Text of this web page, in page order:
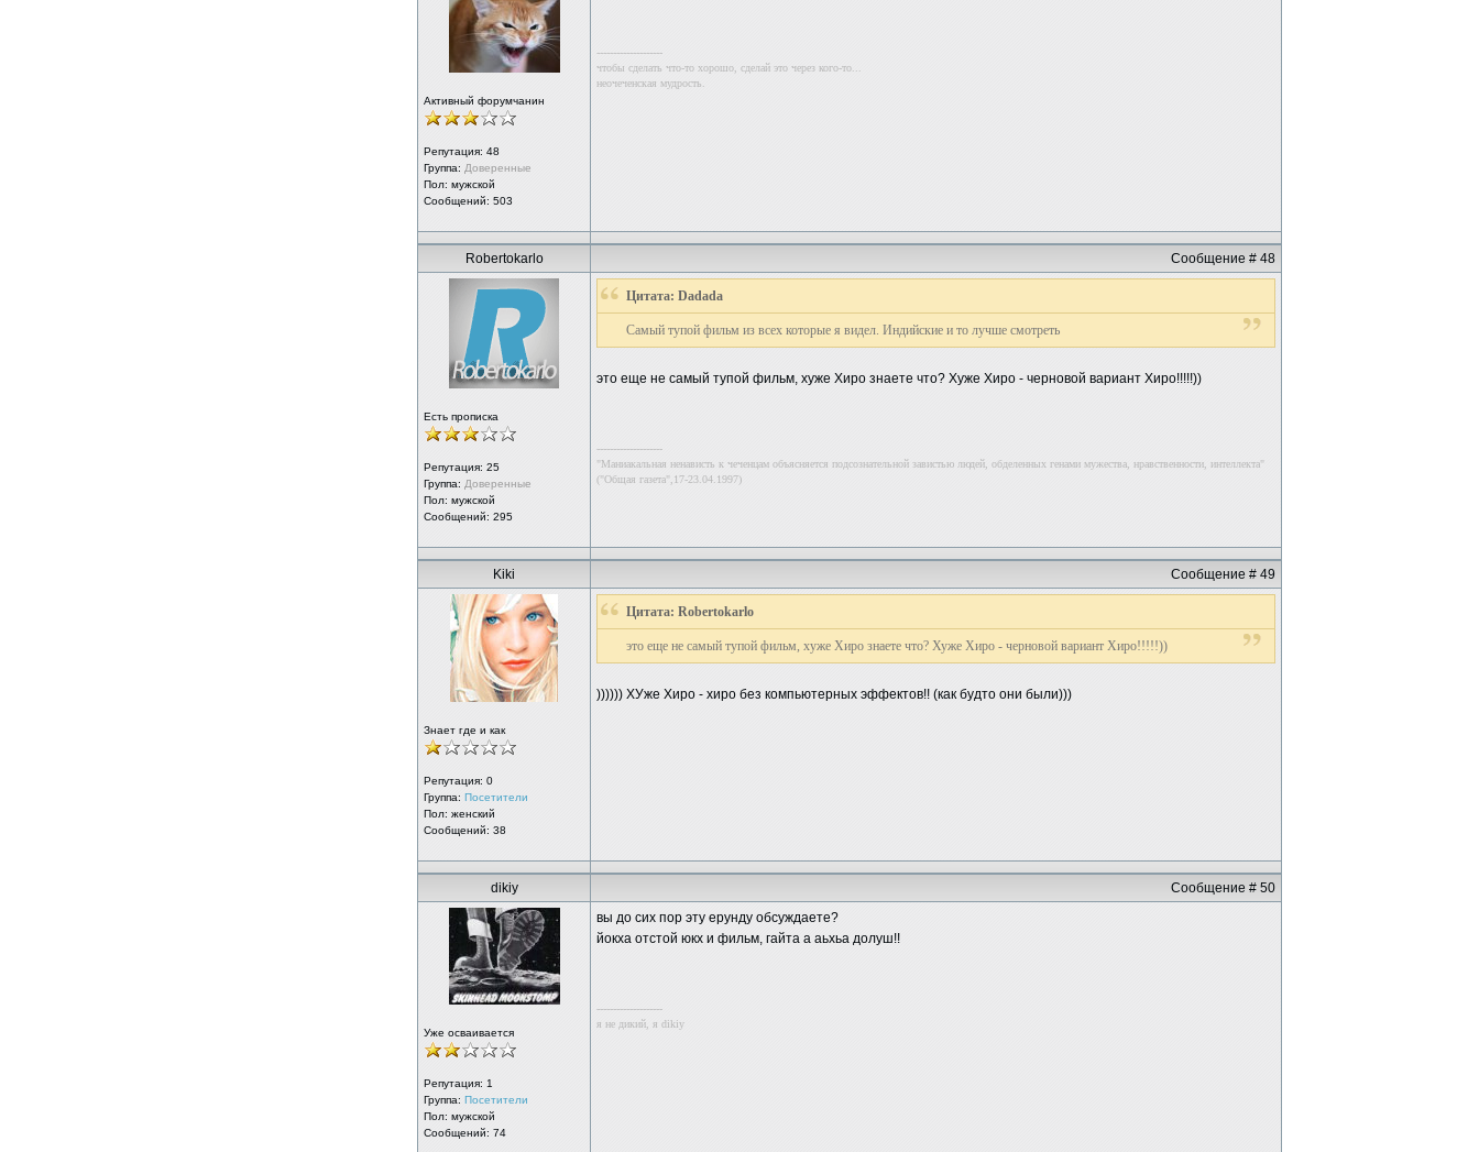
Активный форумчанин
Репутация: 48
Группа: Доверенные
Пол: мужской
Сообщений: 503
--------------------
чтобы сделать что-то хорошо, сделай это через кого-то...
неочеченская мудрость.
Robertokarlo Сообщение # 48
Есть прописка
Репутация: 25
Группа: Доверенные
Пол: мужской
Сообщений: 295
Цитата: Dadada
Самый тупой фильм из всех которые я видел. Индийские и то лучше смотреть
это еще не самый тупой фильм, хуже Хиро знаете что? Хуже Хиро - черновой вариант Хиро!!!!!))
--------------------
"Маниакальная ненависть к чеченцам объясняется подсознательной завистью людей, обделенных генами мужества, нравственности, интеллекта"
("Общая газета",17-23.04.1997)
Kiki Сообщение # 49
Знает где и как
Репутация: 0
Группа: Посетители
Пол: женский
Сообщений: 38
Цитата: Robertokarlo
это еще не самый тупой фильм, хуже Хиро знаете что? Хуже Хиро - черновой вариант Хиро!!!!!))
)))))) ХУже Хиро - хиро без компьютерных эффектов!! (как будто они были)))
dikiy Сообщение # 50
Уже осваивается
Репутация: 1
Группа: Посетители
Пол: мужской
Сообщений: 74
вы до сих пор эту ерунду обсуждаете?
йокха отстой юкх и фильм, гайта а аьхьа долуш!!
--------------------
я не дикий, я dikiy